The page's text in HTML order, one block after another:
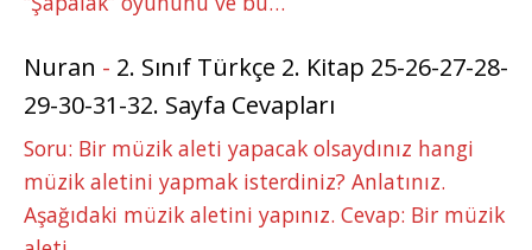
Nuran - 2. Sınıf Türkçe 2. Kitap 25-26-27-28-
29-30-31-32. Sayfa Cevapları
Soru: Bir müzik aleti yapacak olsaydınız hangi
müzik aletini yapmak isterdiniz? Anlatınız.
Aşağıdaki müzik aletini yapınız. Cevap: Bir müzik